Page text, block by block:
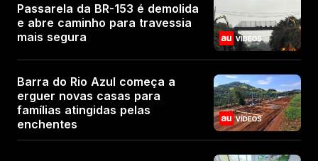
Passarela da BR-153 é demolida
e abre caminho para travessia
mais segura
Barra do Rio Azul começa a
erguer novas casas para
famílias atingidas pelas
enchentes